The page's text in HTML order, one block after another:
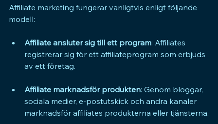
Affiliate marketing fungerar vanligtvis enligt följande
modell:
Affiliate ansluter sig till ett program: Affiliates
registrerar sig för ett affiliateprogram som erbjuds
av ett företag.
Affiliate marknadsför produkten: Genom bloggar,
sociala medier, e-postutskick och andra kanaler
marknadsför affiliates produkterna eller tjänsterna.